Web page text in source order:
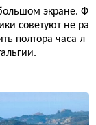
экране. Ф
советуют не ра
полтора часа л